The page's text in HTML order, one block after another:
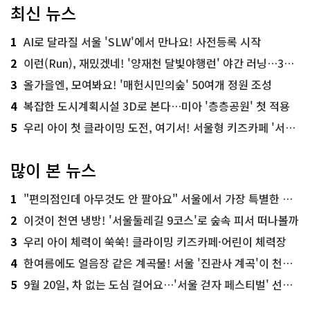
최신 뉴스
1 AI로 달라질 서울 'SLW'에서 만나요! 사전등록 시작
2 이런(Run), 재밌겠네! '양재천 달빛야행런' 야간 러닝…300명 모집
3 올가을엔, 모여봐요! '매헌시민의숲' 50여개 정원 조성
4 복잡한 도시계획시설 3D로 본다…미아 '층층공원' 첫 적용
5 우리 아이 첫 클라이밍 도전, 여기서! 서울형 키즈카페 '서울가족플라자점'
많이 본 뉴스
1 "편의점인데 아무것도 안 팔아요" 서울에서 가장 특별한 편의점의 정체
2 이것이 천연 냉방! '서울둘레길 9코스'로 숲속 피서 떠나볼까
3 우리 아이 체력이 쑥쑥! 클라이밍 키즈카페·어린이 체력장
4 한여름에도 얼음장 같은 계곡물! 서울 '진관사 계곡'이 천국이네~
5 9월 20일, 차 없는 도심 걸어요…'서울 걷자 페스티벌' 선착순 5천명